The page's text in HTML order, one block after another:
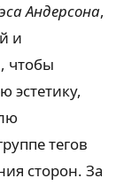
Андерсона,
и
чтобы
эстетику,
тегов
сторон. За